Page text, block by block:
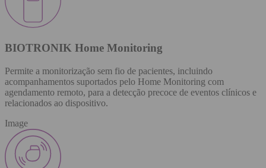
BIOTRONIK Home Monitoring
Permite a monitorização sem fio de pacientes, incluindo
acompanhamentos suportados pelo Home Monitoring com
agendamento remoto, para a detecção precoce de eventos clínicos e
relacionados ao dispositivo.
Image